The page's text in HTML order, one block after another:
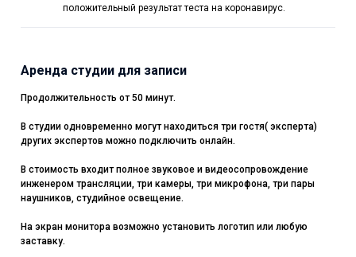
положительный результат теста на коронавирус.
Аренда студии для записи
Продолжительность от 50 минут.
В студии одновременно могут находиться три гостя( эксперта)
других экспертов можно подключить онлайн.
В стоимость входит полное звуковое и видеосопровождение
инженером трансляции, три камеры, три микрофона, три пары
наушников, студийное освещение.
На экран монитора возможно установить логотип или любую
заставку.